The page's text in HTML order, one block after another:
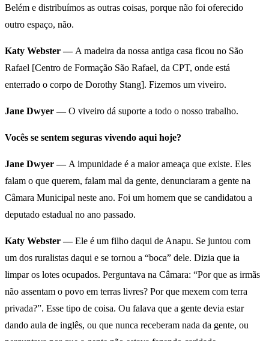
Belém e distribuímos as outras coisas, porque não foi oferecido
outro espaço, não.
Katy Webster — A madeira da nossa antiga casa ficou no São
Rafael [Centro de Formação São Rafael, da CPT, onde está
enterrado o corpo de Dorothy Stang]. Fizemos um viveiro.
Jane Dwyer —O viveiro dá suporte a todo o nosso trabalho.
Vocês se sentem seguras vivendo aqui hoje?
Jane Dwyer — A impunidade é a maior ameaça que existe. Eles
falam o que querem, falam mal da gente, denunciaram a gente na
Câmara Municipal neste ano. Foi um homem que se candidatou a
deputado estadual no ano passado.
Katy Webster —Ele é um filho daqui de Anapu. Se juntou com
um dos ruralistas daqui e se tornou a “boca” dele. Dizia que ia
limpar os lotes ocupados. Perguntava na Câmara: “Por que as irmãs
não assentam o povo em terras livres? Por que mexem com terra
privada?”. Esse tipo de coisa. Ou falava que a gente devia estar
dando aula de inglês, ou que nunca receberam nada da gente, ou